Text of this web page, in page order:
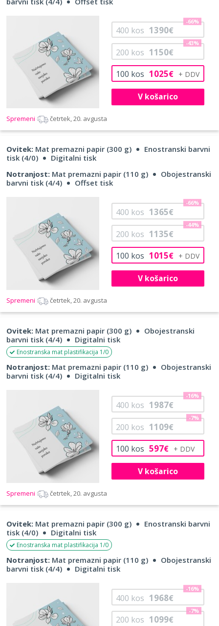
100 kos 1025€
200 kos 1150€
-43%
400 kos 1390€
-66%
V košarico
Spremeni četrtek, 20. avgusta
Ovitek: Mat premazni papir (300 g)
Enostranski barvni
tisk (4/0)
Digitalni tisk
Notranjost: Mat premazni papir (110 g)
Obojestranski
barvni tisk (4/4)
Offset tisk
100 kos 1015€
200 kos 1135€
-44%
400 kos 1365€
-66%
V košarico
Spremeni četrtek, 20. avgusta
Ovitek: Mat premazni papir (300 g)
Obojestranski
barvni tisk (4/4)
Digitalni tisk
Enostranska mat plastifikacija 1/0
Notranjost: Mat premazni papir (110 g)
Obojestranski
barvni tisk (4/4)
Digitalni tisk
100 kos 597€
200 kos 1109€
-7%
400 kos 1987€
-16%
V košarico
Spremeni četrtek, 20. avgusta
Ovitek: Mat premazni papir (300 g)
Enostranski barvni
tisk (4/0)
Digitalni tisk
Enostranska mat plastifikacija 1/0
Notranjost: Mat premazni papir (110 g)
Obojestranski
barvni tisk (4/4)
Digitalni tisk
200 kos 1099€
-7%
400 kos 1968€
-16%